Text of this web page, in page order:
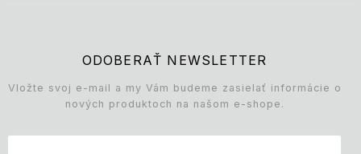
ODOBERAŤ NEWSLETTER
Vložte svoj e-mail a my Vám budeme zasielať informácie o
nových produktoch na našom e-shope.